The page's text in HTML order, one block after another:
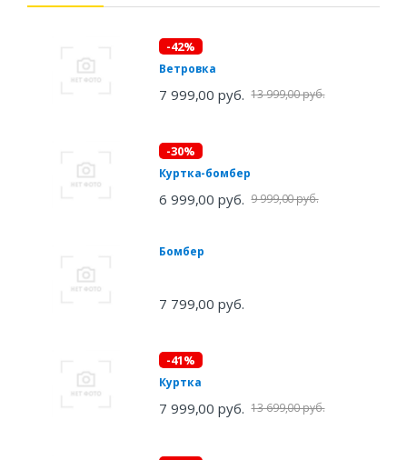
-42%
Ветровка
7 999,00 руб. 13 999,00 руб.
-30%
Куртка-бомбер
6 999,00 руб. 9 999,00 руб.
Бомбер
7 799,00 руб.
-41%
Куртка
7 999,00 руб. 13 699,00 руб.